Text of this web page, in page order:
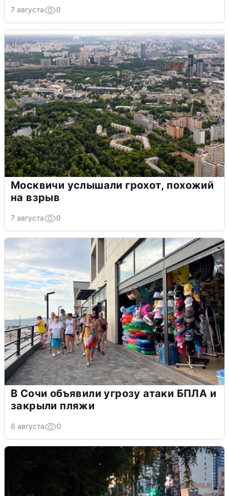
7 августа 0
Москвичи услышали грохот, похожий
на взрыв
7 августа 0
В Сочи объявили угрозу атаки БПЛА и
закрыли пляжи
6 августа 0